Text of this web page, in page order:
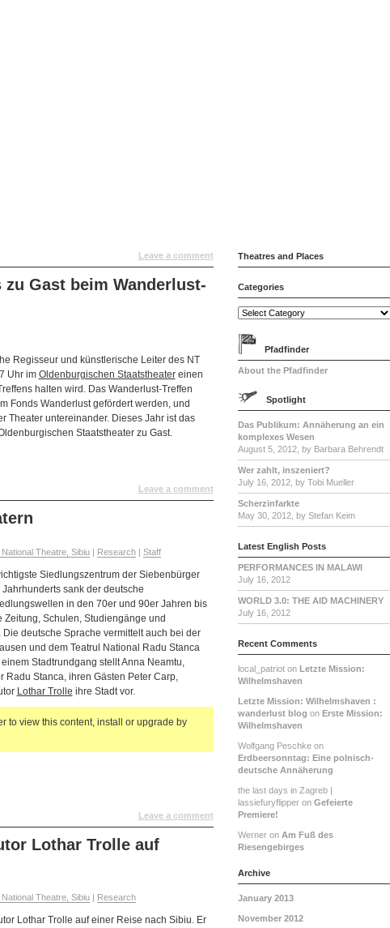
Leave a comment
Gast beim Wanderlust-
Regisseur und künstlerische Leiter des NT
Uhr im Oldenburgischen Staatstheatereinen
halten wird. Das Wanderlust-Treffen
Fonds Wanderlust gefördert werden, und
Theater untereinander. Dieses Jahr ist das
Staatstheater zu Gast.
Leave a comment
Theatre, Sibiu| Research| Staff
Siedlungszentrum der Siebenbürger
sank der deutsche
in den 70er und 90er Jahren bis
Schulen, Studiengänge und
deutsche Sprache vermittelt auch bei der
und dem Teatrul National Radu Stanca
Stadtrundgang stellt Anna Neamtu,
Radu Stanca, ihren Gästen Peter Carp,
Lothar Trolle ihre Stadt vor.
to view this content, install or upgrade by
Leave a comment
Lothar Trolle auf
Theatre, Sibiu| Research
Lothar Trolle auf einer Reise nach Sibiu. Er
Theatres and Places
Categories
Pfadfinder
About the Pfadfinder
Spotlight
Das Publikum: Annäherung an ein
komplexes Wesen
August 5, 2012, by Barbara Behrendt
Wer zahlt, inszeniert?
July 16, 2012, by Tobi Mueller
Scherzinfarkte
May 30, 2012, by Stefan Keim
Latest English Posts
PERFORMANCES IN MALAWI
July 16, 2012
WORLD 3.0: THE AID MACHINERY
July 16, 2012
Recent Comments
local_patriot on Letzte Mission:
Wilhelmshaven
Letzte Mission: Wilhelmshaven :
wanderlust blog on Erste Mission:
Wilhelmshaven
Wolfgang Peschke on
Erdbeersonntag: Eine polnisch-
deutsche Annäherung
the last days in Zagreb |
lassiefuryflipper on Gefeierte
Premiere!
Werner on Am Fuß des
Riesengebirges
Archive
January 2013
November 2012